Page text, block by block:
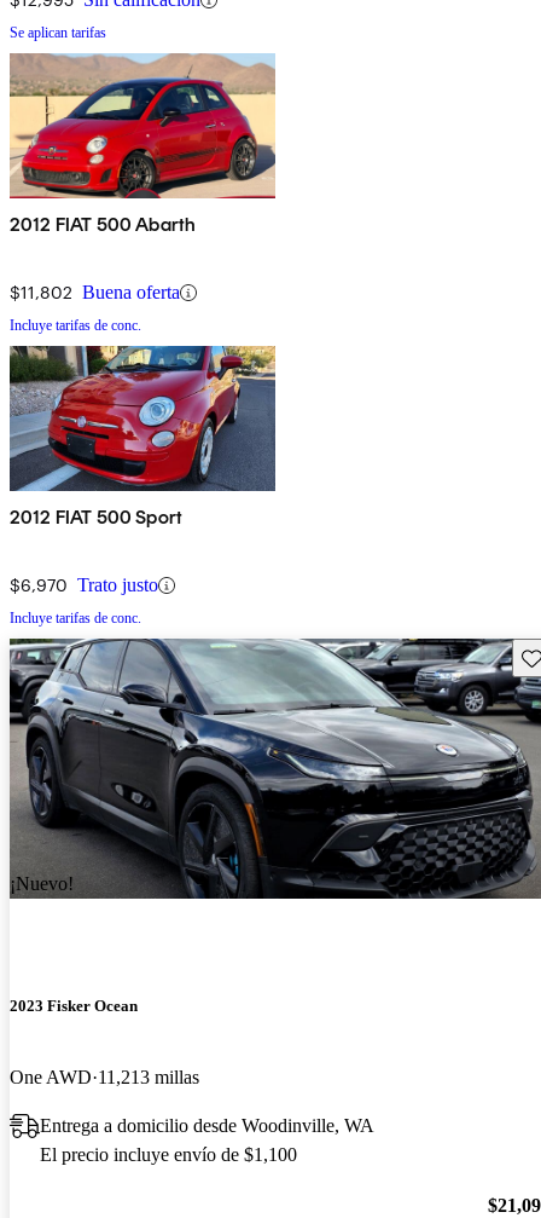
Se aplican tarifas
2012 FIAT 500 Abarth
$11,802 Buena oferta
Incluye tarifas de conc.
2012 FIAT 500 Sport
$6,970 Trato justo
Incluye tarifas de conc.
¡Nuevo!
2023 Fisker Ocean
One AWD 11,213 millas
Entrega a domicilio desde Woodinville, WA
El precio incluye envío de $1,100